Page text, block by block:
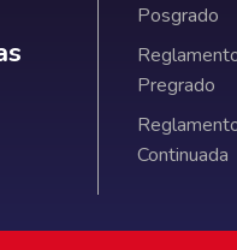
institucionales
Posgrado
Pregrado
Continuada